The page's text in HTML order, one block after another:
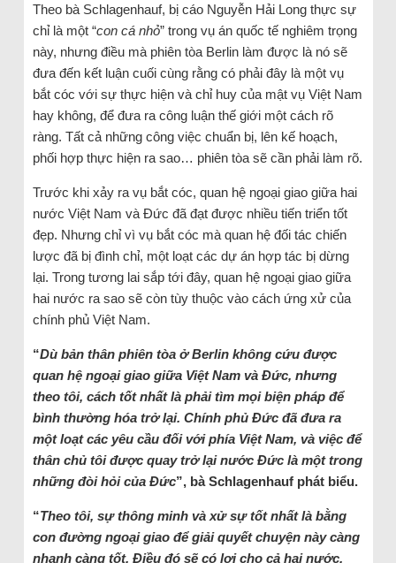
Theo bà Schlagenhauf, bị cáo Nguyễn Hải Long thực sự
chỉ là một “con cá nhỏ” trong vụ án quốc tế nghiêm trọng
này, nhưng điều mà phiên tòa Berlin làm được là nó sẽ
đưa đến kết luận cuối cùng rằng có phải đây là một vụ
bắt cóc với sự thực hiện và chỉ huy của mật vụ Việt Nam
hay không, để đưa ra công luận thế giới một cách rõ
ràng. Tất cả những công việc chuẩn bị, lên kế hoạch,
phối hợp thực hiện ra sao… phiên tòa sẽ cần phải làm rõ.
Trước khi xảy ra vụ bắt cóc, quan hệ ngoại giao giữa hai
nước Việt Nam và Đức đã đạt được nhiều tiến triển tốt
đẹp. Nhưng chỉ vì vụ bắt cóc mà quan hệ đối tác chiến
lược đã bị đình chỉ, một loạt các dự án hợp tác bị dừng
lại. Trong tương lai sắp tới đây, quan hệ ngoại giao giữa
hai nước ra sao sẽ còn tùy thuộc vào cách ứng xử của
chính phủ Việt Nam.
“Dù bản thân phiên tòa ở Berlin không cứu được
quan hệ ngoại giao giữa Việt Nam và Đức, nhưng
theo tôi, cách tốt nhất là phải tìm mọi biện pháp để
bình thường hóa trở lại. Chính phủ Đức đã đưa ra
một loạt các yêu cầu đối với phía Việt Nam, và việc để
thân chủ tôi được quay trở lại nước Đức là một trong
những đòi hỏi của Đức”, bà Schlagenhauf phát biểu.
“Theo tôi, sự thông minh và xử sự tốt nhất là bằng
con đường ngoại giao để giải quyết chuyện này càng
nhanh càng tốt. Điều đó sẽ có lợi cho cả hai nước.